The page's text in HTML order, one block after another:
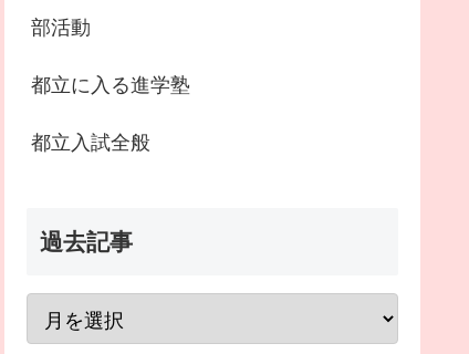
部活動
都立に入る進学塾
都立入試全般
過去記事